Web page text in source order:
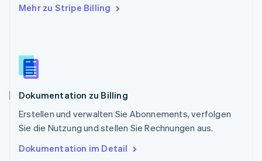
Mehr zu Stripe Billing
Dokumentation zu Billing
Erstellen und verwalten Sie Abonnements, verfolgen
Sie die Nutzung und stellen Sie Rechnungen aus.
Dokumentation im Detail
Slowenien
English
Spanien
Thailand
Tschechische Republik
English
English